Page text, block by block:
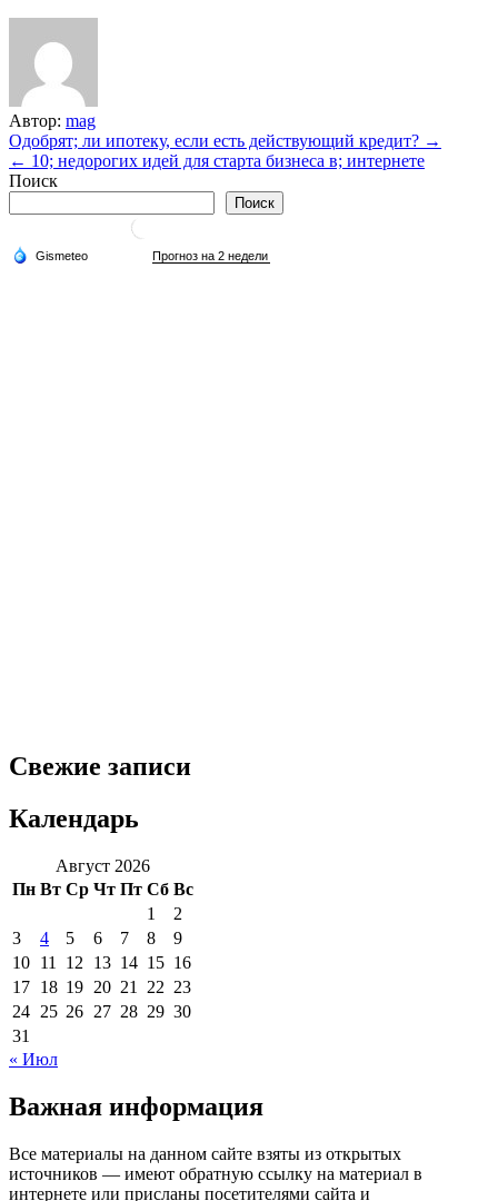
Автор: mag
Навигация
по
Одобрят; ли ипотеку, если есть действующий кредит? →
← 10; недорогих идей для старта бизнеса в; интернете
Поиск
Поиск
Свежие записи
Календарь
Август 2026
Пн Вт Ср Чт Пт Сб Вс
1
2
3
4 5 6 7 8
9
10 11 12 13 14 15 16
17 18 19 20 21 22 23
24 25 26 27 28 29 30
31
« Июл
Важная информация
Все материалы на данном сайте взяты из открытых
источников — имеют обратную ссылку на материал в
интернете или присланы посетителями сайта и